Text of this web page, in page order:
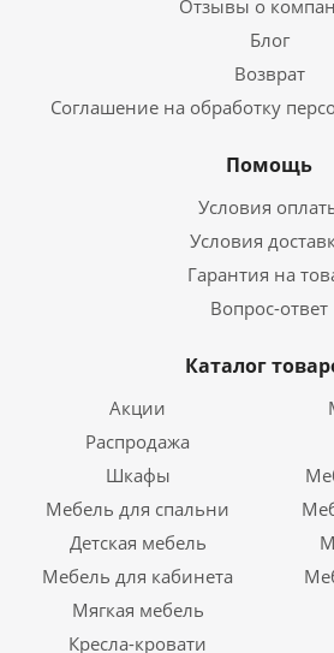
Отзывы о
Блог
Возврат
Соглашение на обработку
Помощь
Условия
Условия
Гарантия на
Вопрос-ответ
Каталог
Акции
Распродажа
Шкафы
Мебель для спальни
Детская мебель
Мебель для кабинета
Мягкая мебель
Кресла-кровати